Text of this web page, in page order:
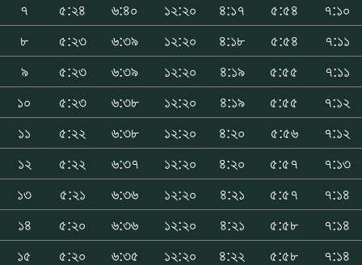
৭
৫:২৪ ৬:৪০ ১২:২০ ৪:১৭ ৫:৫৪
৭:১০
৮
৫:২৩ ৬:৩৯ ১২:২০ ৪:১৮ ৫:৫৪
৭:১১
৯
৫:২৩ ৬:৩৯ ১২:২০ ৪:১৯ ৫:৫৫
৭:১১
১০
৫:২৩ ৬:৩৮ ১২:২০ ৪:১৯ ৫:৫৫
৭:১২
১১
৫:২২ ৬:৩৮ ১২:২০ ৪:২০ ৫:৫৬
৭:১২
১২
৫:২২ ৬:৩৭ ১২:২০ ৪:২০ ৫:৫৭
৭:১৩
১৩
৫:২১ ৬:৩৬ ১২:২০ ৪:২১ ৫:৫৭
৭:১৪
১৪
৫:২০ ৬:৩৬ ১২:২০ ৪:২১ ৫:৫৮
৭:১৪
১৫
৫:২০ ৬:৩৫ ১২:২০ ৪:২২ ৫:৫৮
৭:১৪